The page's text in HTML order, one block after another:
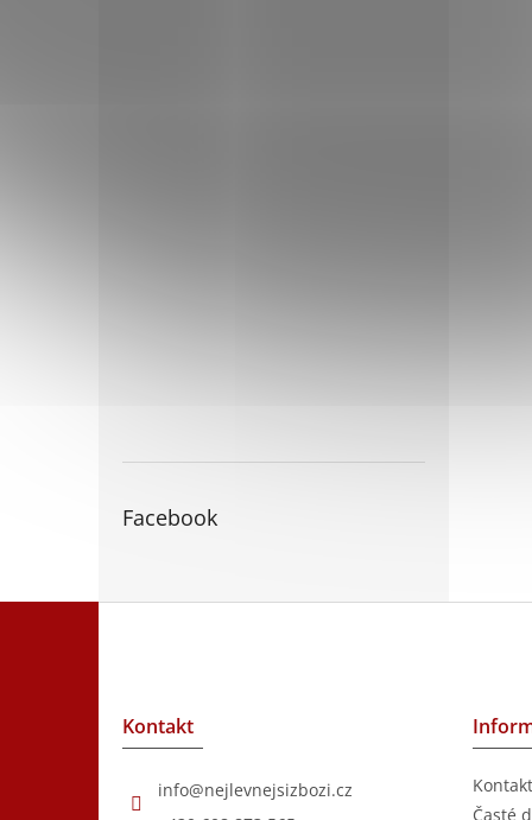
Facebook
Kontakt
info@nejlevnejsizbozi.cz
Časté